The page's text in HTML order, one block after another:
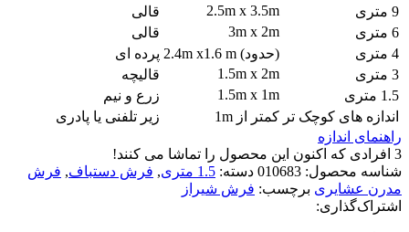
9 متری
2.5m x 3.5m
قالی
6 متری
3m x 2m
قالی
4 متری
(حدود) 2.4m x1.6 m
پرده ای
3 متری
1.5m x 2m
قالیچه
1.5 متری
1.5m x 1m
زرع و نیم
اندازه های کوچک تر کمتر از 1m
زیر تلفنی یا پادری
راهنمای اندازه
3 افرادی که اکنون این محصول را تماشا می کنند!
شناسه محصول: 010683 دسته: 1.5 متری , فرش دستباف, فرش
مدرن عشایری برچسب: فرش شیراز
اشتراک‌گذاری: